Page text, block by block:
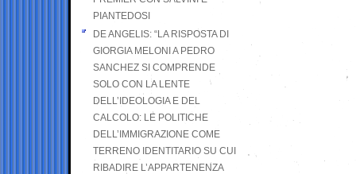
PIANTEDOSI
DE ANGELIS: “LA RISPOSTA DI
GIORGIA MELONI A PEDRO
SANCHEZ SI COMPRENDE
SOLO CON LA LENTE
DELL’IDEOLOGIA E DEL
CALCOLO: LE POLITICHE
DELL’IMMIGRAZIONE COME
TERRENO IDENTITARIO SU CUI
RIBADIRE L’APPARTENENZA